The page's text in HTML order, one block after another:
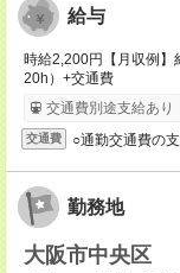
給与
時給2,200円【月収例
20h）+交通費
交通費別途支給あり
交通費 ○通勤交通費の
勤務地
大阪市中央区